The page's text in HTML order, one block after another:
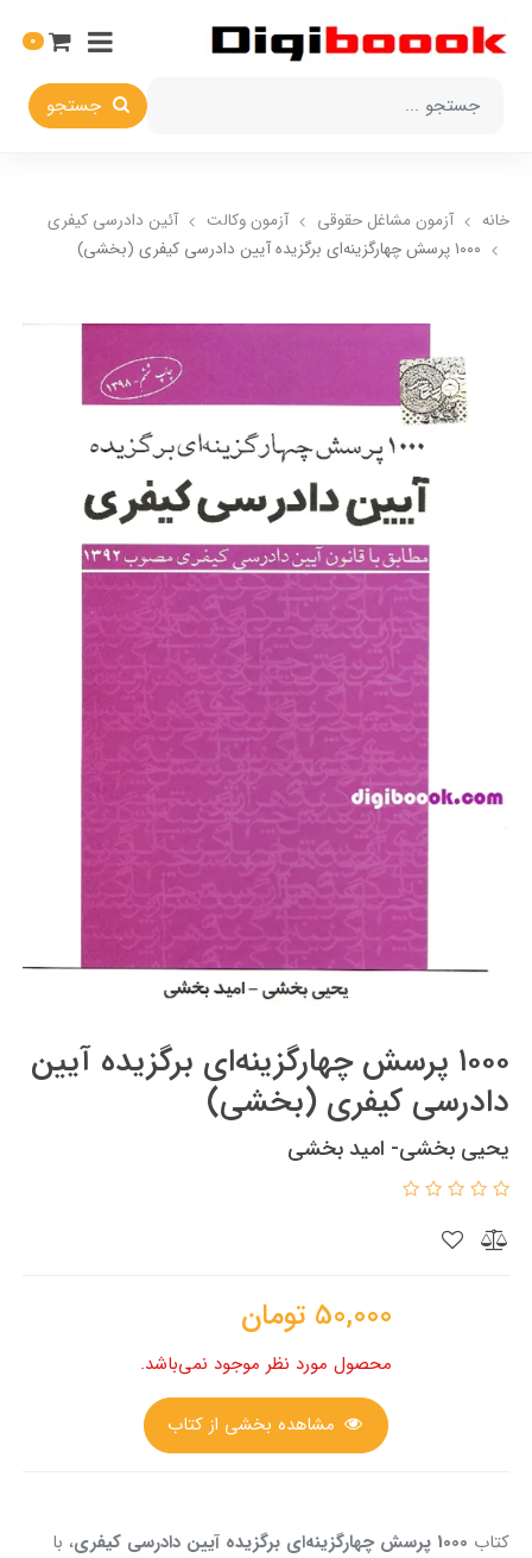
جستجو
0
خانه آزمون مشاغل حقوقی آزمون وکالت
آئین دادرسی کیفری
۱۰۰۰ پرسش چهارگزینه‌ای برگزیده آیین دادرسی کیفری (بخشی)
۱۰۰۰ پرسش چهارگزینه‌ای برگزیده آیین
دادرسی کیفری (بخشی)
یحیی بخشی- امید بخشی
50,000 تومان
محصول مورد نظر موجود نمی‌باشد.
مشاهده بخشی از کتاب
کتاب
، با